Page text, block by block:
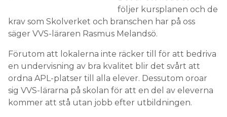
följer kursplanen och de
krav som Skolverket och branschen har på oss
säger VVS-läraren Rasmus Melandsö.
Förutom att lokalerna inte räcker till för att bedriva
en undervisning av bra kvalitet blir det svårt att
ordna APL-platser till alla elever. Dessutom oroar
sig VVS-lärarna på skolan för att en del av eleverna
kommer att stå utan jobb efter utbildningen.